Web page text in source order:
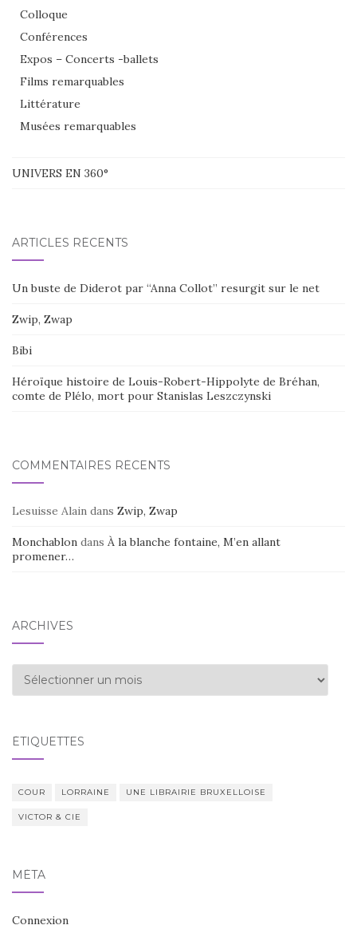
Colloque
Conférences
Expos – Concerts -ballets
Films remarquables
Littérature
Musées remarquables
UNIVERS EN 360°
ARTICLES RÉCENTS
Un buste de Diderot par “Anna Collot” resurgit sur le net
Zwip, Zwap
Bibi
Héroïque histoire de Louis-Robert-Hippolyte de Bréhan,
comte de Plélo, mort pour Stanislas Leszczynski
COMMENTAIRES RÉCENTS
Lesuisse Alain dans Zwip, Zwap
Monchablon dans À la blanche fontaine, M’en allant
promener…
ARCHIVES
Archives
ÉTIQUETTES
COUR LORRAINE UNE LIBRAIRIE BRUXELLOISE
VICTOR & CIE
MÉTA
Connexion